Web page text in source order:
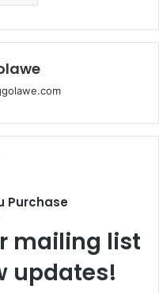
Purchase
mailing list
updates!